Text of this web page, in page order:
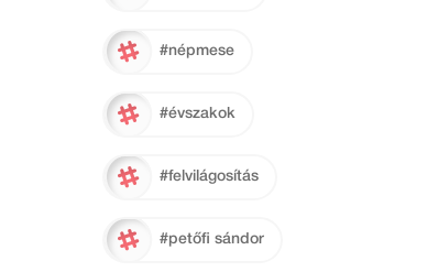
#népmese
#évszakok
#felvilágosítás
#petőfi sándor